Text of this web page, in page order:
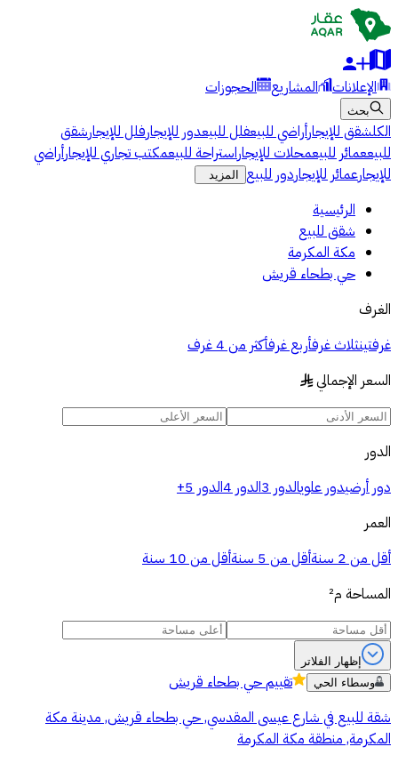
الإعلانات المشاريع الحجوزات
بحث
الكلشقق للإيجارأراضي للبيعفلل للبيعدور للإيجارفلل للإيجارشقق
للبيععمائر للبيعمحلات للإيجاراستراحة للبيعمكتب تجاري للإيجارأراضي
للإيجارعمائر للإيجاردور للبيع المزيد
الرئيسية
شقق للبيع
مكة المكرمة
حي بطحاء قريش
الغرف
غرفتينثلاث غرفأربع غرفأكثر من 4 غرف
السعر الإجمالي §
الدور
دور أرضيدور علويالدور 3 الدور 4 الدور 5+
العمر
أقل من 2 سنة
أقل من 5 سنة
أقل من 10 سنة
المساحة م²
إظهار الفلاتر
وسطاء الحي
تقييمحي بطحاء قريش
شقة للبيع في شارع عيسى المقدسي, حي بطحاء قريش, مدينة مكة
المكرمة, منطقة مكة المكرمة